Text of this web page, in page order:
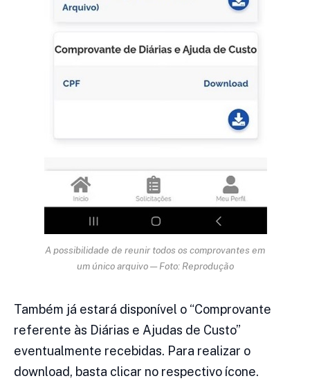
A possibilidade de reunir todos os comprovantes em
um único arquivo — Foto: Reprodução
Também já estará disponível o “Comprovante
referente às Diárias e Ajudas de Custo”
eventualmente recebidas. Para realizar o
download, basta clicar no respectivo ícone.